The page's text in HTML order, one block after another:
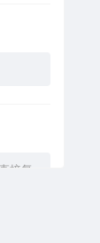
接复